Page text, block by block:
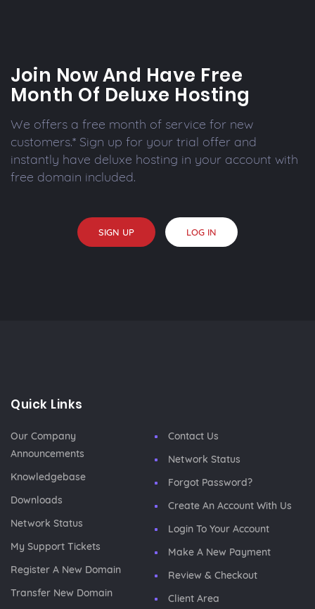
Join Now And Have Free
Month Of Deluxe Hosting
We offers a free month of service for new
customers.* Sign up for your trial offer and
instantly have deluxe hosting in your account with
free domain included.
SIGN UP LOG IN
Quick Links
Our Company
Announcements
Knowledgebase
Downloads
Network Status
My Support Tickets
Register A New Domain
Transfer New Domain
Contact Us
Network Status
Forgot Password?
Create An Account With Us
Login To Your Account
Make A New Payment
Review & Checkout
Client Area